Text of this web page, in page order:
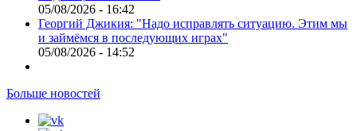
05/08/2026 - 16:42
Георгий Джикия: "Надо исправлять ситуацию. Этим мы
и займёмся в последующих играх"
05/08/2026 - 14:52
Больше новостей